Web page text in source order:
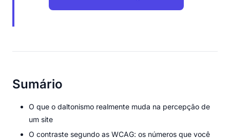
Sumário
O que o daltonismo realmente muda na percepção de
um site
O contraste segundo as WCAG: os números que você